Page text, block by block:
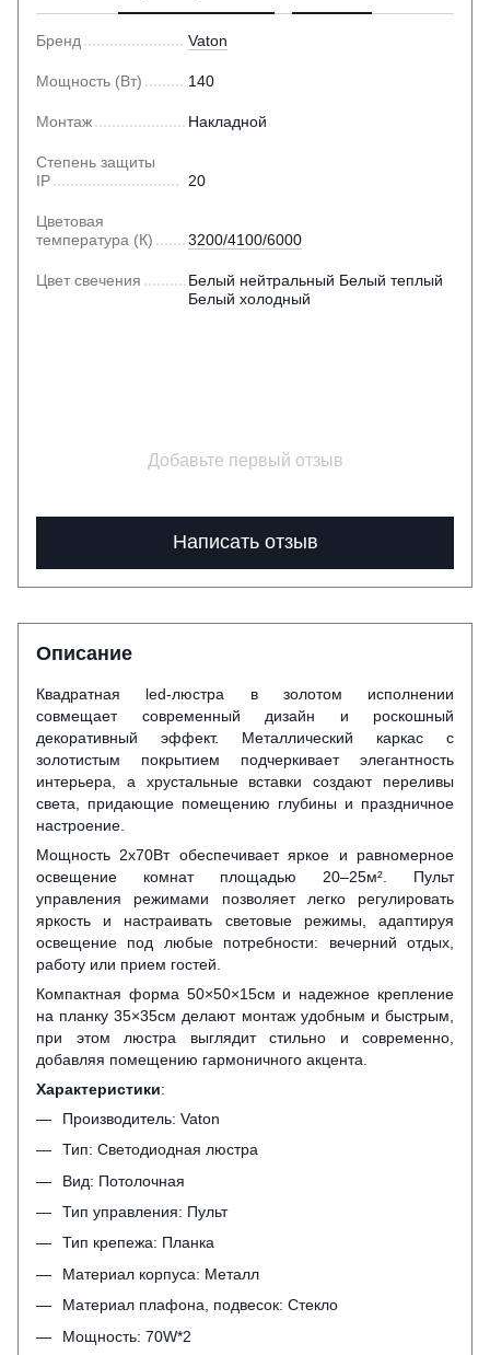
Бренд Vaton
Мощность (Вт) 140
Монтаж Накладной
Степень защиты
IP
20
Цветовая
температура (К)
3200/4100/6000
Цвет свечения
Белый нейтральный Белый теплый
Белый холодный
Добавьте первый отзыв
Написать отзыв
Описание
Квадратная led-люстра в золотом исполнении
совмещает современный дизайн и роскошный
декоративный эффект. Металлический каркас с
золотистым покрытием подчеркивает элегантность
интерьера, а хрустальные вставки создают переливы
света, придающие помещению глубины и праздничное
настроение.
Мощность 2х70Вт обеспечивает яркое и равномерное
освещение комнат площадью 20–25м². Пульт
управления режимами позволяет легко регулировать
яркость и настраивать световые режимы, адаптируя
освещение под любые потребности: вечерний отдых,
работу или прием гостей.
Компактная форма 50×50×15см и надежное крепление
на планку 35×35см делают монтаж удобным и быстрым,
при этом люстра выглядит стильно и современно,
добавляя помещению гармоничного акцента.
Характеристики:
Производитель: Vaton
Тип: Светодиодная люстра
Вид: Потолочная
Тип управления: Пульт
Тип крепежа: Планка
Материал корпуса: Металл
Материал плафона, подвесок: Стекло
Мощность: 70W*2